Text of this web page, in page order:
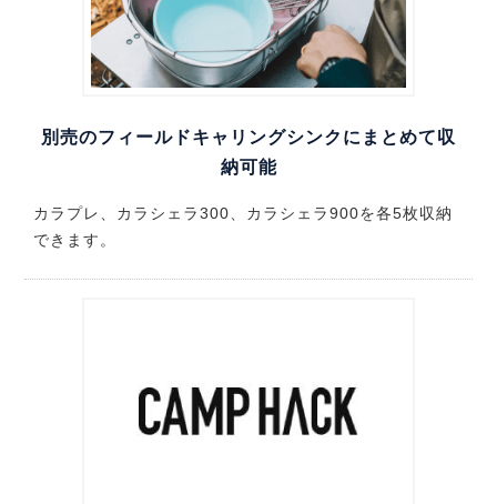
別売のフィールドキャリングシンクにまとめて収
納可能
カラプレ、カラシェラ300、カラシェラ900を各5枚収納
できます。